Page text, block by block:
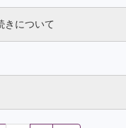
きについて